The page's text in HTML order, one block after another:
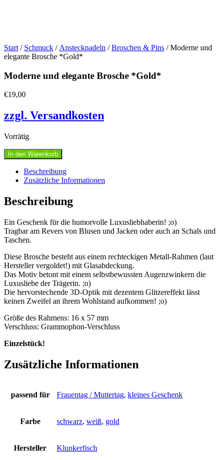
Start / Schmuck / Anstecknadeln /Broschen & Pins / Moderne und
elegante Brosche *Gold*
Moderne und elegante Brosche *Gold*
€19,00
zzgl. Versandkosten
Vorrätig
Moderne
und
elegante
Brosche
Menge
In den Warenkorb
Beschreibung
Zusätzliche Informationen
Beschreibung
Ein Geschenk für die humorvolle Luxusliebhaberin! ;o)
Tragbar am Revers von Blusen und Jacken oder auch an Schals und
Taschen.
Diese Brosche besteht aus einem rechteckigen Metall-Rahmen (laut
Hersteller vergoldet!) mit Glasabdeckung.
Das Motiv betont mit einem selbstbewussten Augenzwinkern die
Luxusliebe der Trägerin. ;o)
Die hervorstechende 3D-Optik mit dezentem Glitzereffekt lässt
keinen Zweifel an ihrem Wohlstand aufkommen! ;o)
Größe des Rahmens: 16 x 57 mm
Verschluss: Grammophon-Verschluss
Einzelstück!
Zusätzliche Informationen
passend für Frauentag / Muttertag, kleines Geschenk
Farbe schwarz, weiß, gold
Hersteller Klunkerfisch